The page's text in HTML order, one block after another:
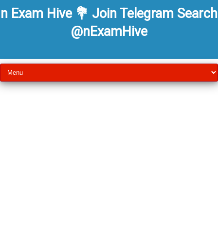
n Exam Hive 💐 Join Telegram Search
@nExamHive